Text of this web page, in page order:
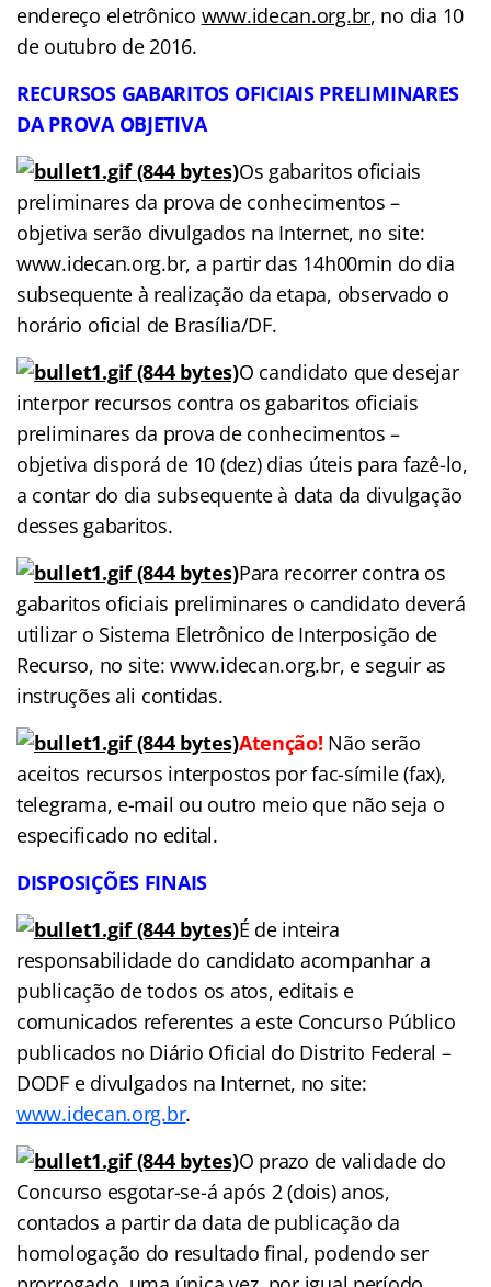
endereço eletrônico www.idecan.org.br, no dia 10
de outubro de 2016.
RECURSOS GABARITOS OFICIAIS PRELIMINARES
DA PROVA OBJETIVA
Os gabaritos oficiais
preliminares da prova de conhecimentos –
objetiva serão divulgados na Internet, no site:
www.idecan.org.br, a partir das 14h00min do dia
subsequente à realização da etapa, observado o
horário oficial de Brasília/DF.
O candidato que desejar
interpor recursos contra os gabaritos oficiais
preliminares da prova de conhecimentos –
objetiva disporá de 10 (dez) dias úteis para fazê-lo,
a contar do dia subsequente à data da divulgação
desses gabaritos.
Para recorrer contra os
gabaritos oficiais preliminares o candidato deverá
utilizar o Sistema Eletrônico de Interposição de
Recurso, no site: www.idecan.org.br, e seguir as
instruções ali contidas.
Atenção! Não serão
aceitos recursos interpostos por fac-símile (fax),
telegrama, e-mail ou outro meio que não seja o
especificado no edital.
DISPOSIÇÕES FINAIS
É de inteira
responsabilidade do candidato acompanhar a
publicação de todos os atos, editais e
comunicados referentes a este Concurso Público
publicados no Diário Oficial do Distrito Federal –
DODF e divulgados na Internet, no site:
www.idecan.org.br.
O prazo de validade do
Concurso esgotar-se-á após 2 (dois) anos,
contados a partir da data de publicação da
homologação do resultado final, podendo ser